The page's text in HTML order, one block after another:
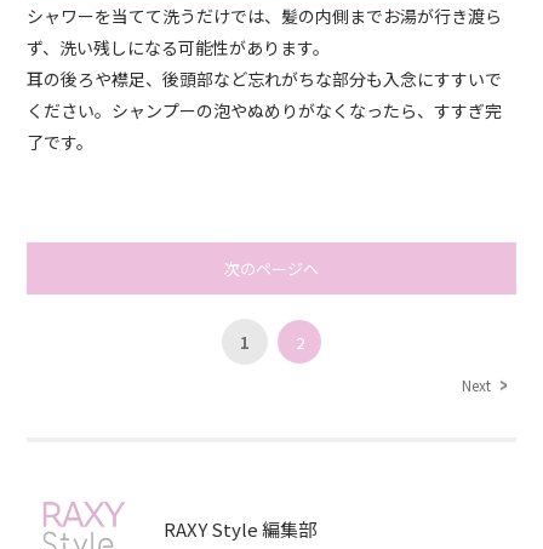
シャワーを当てて洗うだけでは、髪の内側までお湯が行き渡ら
ず、洗い残しになる可能性があります。
耳の後ろや襟足、後頭部など忘れがちな部分も入念にすすいで
ください。シャンプーの泡やぬめりがなくなったら、すすぎ完
了です。
次のページへ
1 2
Next
RAXY Style 編集部